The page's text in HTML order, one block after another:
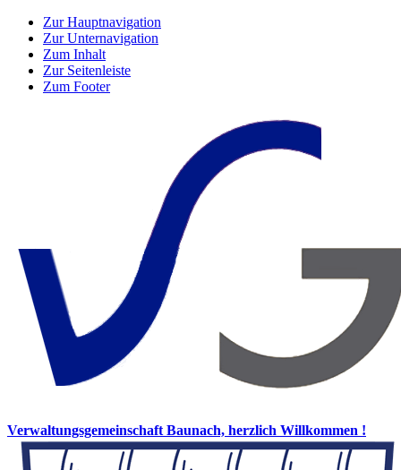
Zur Hauptnavigation
Zur Unternavigation
Zum Inhalt
Zur Seitenleiste
Zum Footer
Verwaltungsgemeinschaft Baunach, herzlich Willkommen !